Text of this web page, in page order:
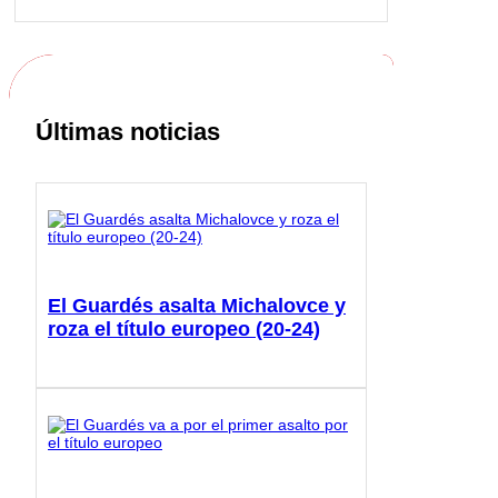
Últimas noticias
El Guardés asalta Michalovce y
roza el título europeo (20-24)